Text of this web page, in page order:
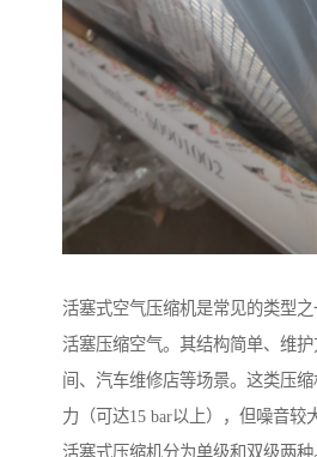
活塞式空气压缩机是常见的类型
活塞压缩空气。其结构简单、维
间、汽车维修店等场景。这类压
力（可达15 bar以上），但噪音较
活塞式压缩机分为单级和双级两